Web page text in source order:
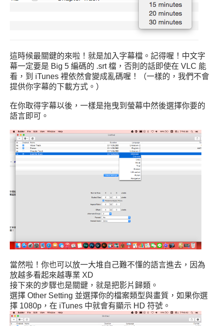
這時候最關鍵的來啦！就是加入字幕檔。記得喔！中文字
幕一定要是 Big 5 編碼的 .srt 檔，否則的話即使在 VLC 能
看，到 iTunes 裡依然會變成亂碼喔！（一樣的，我們不會
提供你字幕的下載方式。）
在你取得字幕以後，一樣是拖曳到螢幕中然後選擇你要的
語言即可。
當然啦！你也可以放一大堆自己難不懂的語言進去，因為
放越多看起來越專業 XD
接下來的步驟也是關鍵，就是把影片歸類。
選擇 Other Setting 並選擇你的檔案類型與畫質，如果你選
擇 1080p，在 iTunes 中就會有顯示 HD 符號。